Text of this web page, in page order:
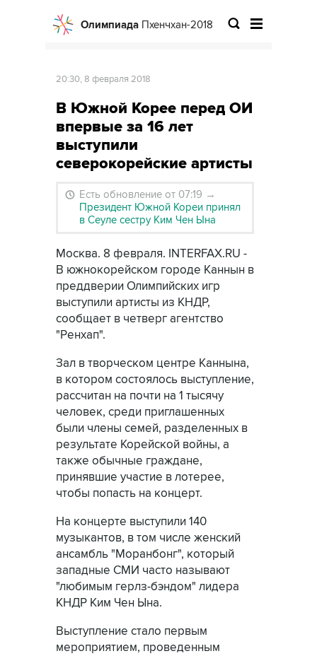
Олимпиада Пхенчхан-2018
20:30, 8 февраля 2018
В Южной Корее перед ОИ
впервые за 16 лет
выступили
северокорейские артисты
Есть обновление от 07:19 →
Президент Южной Кореи принял
в Сеуле сестру Ким Чен Ына
Москва. 8 февраля. INTERFAX.RU -
В южнокорейском городе Каннын в
преддверии Олимпийских игр
выступили артисты из КНДР,
сообщает в четверг агентство
"Ренхап".
Зал в творческом центре Каннына,
в котором состоялось выступление,
рассчитан на почти на 1 тысячу
человек, среди приглашенных
были члены семей, разделенных в
результате Корейской войны, а
также обычные граждане,
принявшие участие в лотерее,
чтобы попасть на концерт.
На концерте выступили 140
музыкантов, в том числе женский
ансамбль "Моранбонг", который
западные СМИ часто называют
"любимым герлз-бэндом" лидера
КНДР Ким Чен Ына.
Выступление стало первым
мероприятием, проведенным